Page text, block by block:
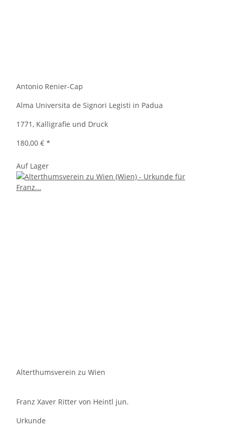
Antonio Renier-Cap
Alma Universita de Signori Legisti in Padua
1771, Kalligrafie und Druck
180,00 € *
Auf Lager
Alterthumsverein zu Wien
Franz Xaver Ritter von Heintl jun.
Urkunde